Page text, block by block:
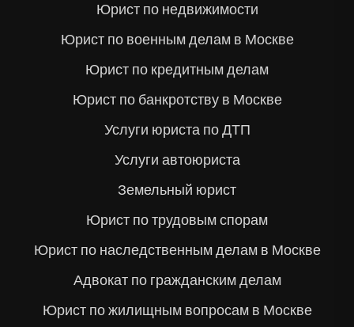
Юрист по недвижимости
Юрист по военным делам в Москве
Юрист по кредитным делам
Юрист по банкротству в Москве
Услуги юриста по ДТП
Услуги автоюриста
Земельный юрист
Юрист по трудовым спорам
Юрист по наследственным делам в Москве
Адвокат по гражданским делам
Юрист по жилищным вопросам в Москве